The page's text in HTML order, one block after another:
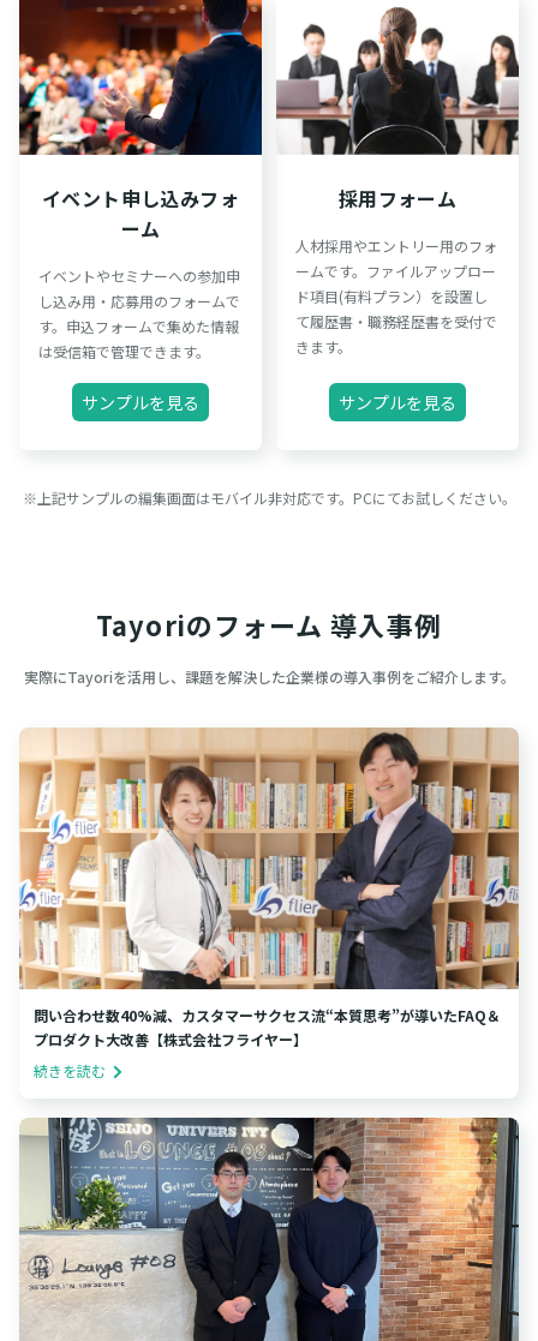
イベント申し込みフォ
ーム
イベントやセミナーへの参加申
し込み用・応募用のフォームで
す。申込フォームで集めた情報
は受信箱で管理できます。
サンプルを見る
採用フォーム
人材採用やエントリー用のフォ
ームです。ファイルアップロー
ド項目(有料プラン）を設置し
て履歴書・職務経歴書を受付で
きます。
サンプルを見る
※上記サンプルの編集画面はモバイル非対応です。PCにてお試しください。
Tayoriのフォーム 導入事例
実際にTayoriを活用し、課題を解決した企業様の導入事例をご紹介します。
問い合わせ数40%減、カスタマーサクセス流“本質思考”が導いたFAQ＆
プロダクト大改善【株式会社フライヤー】
続きを読む